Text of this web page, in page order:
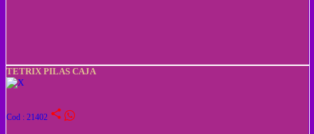
TETRIX PILAS CAJA
Cod : 21402 share